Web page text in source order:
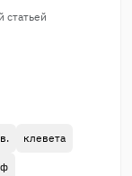
статьей
клевета